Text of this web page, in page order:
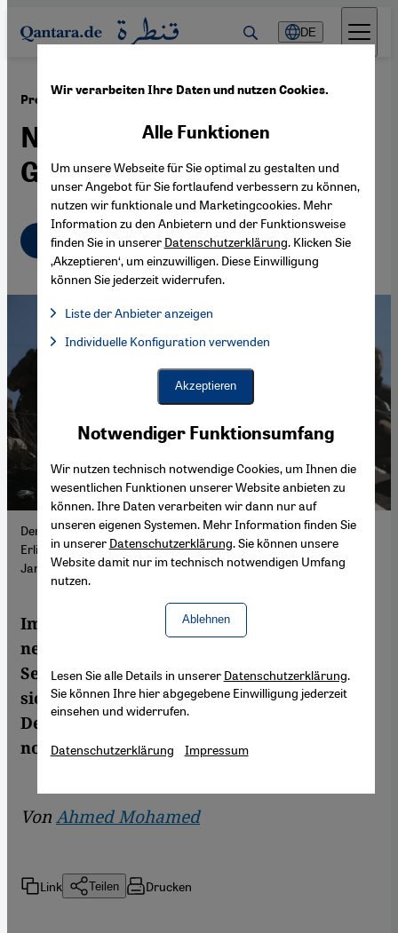
Direkt zum Inhalt springen
DE
Prostitution, Drogen und Geldhandel in Syrien ·16.09.2025
Neuer Anstrich, alte
Gebrechen
Deutsch English عربي
Der Captagon-Handel ist zurückgegangen, aber nicht zum
Erliegen gekommen: Verbrennung von Pillen in Damaskus,
Januar 2020 (Foto: Picture Alliance/Anadolu/H. Hac Omer)
Im Krieg stark gewachsen, floriert auch im
neuen Syrien die informelle Wirtschaft.
Sexarbeiter*innen und Drogenbosse haben
sich auf die neuen Bedingungen eingestellt.
Der teils rechtsfreie Raum schreckt
notwendige Investoren ab.
VonAhmed Mohamed
Link Teilen Drucken
Wir verarbeiten Ihre Daten und nutzen Cookies.
Notwendiger Funktionsumfang
Wir nutzen technisch notwendige Cookies, um Ihnen die
wesentlichen Funktionen unserer Website anbieten zu
können. Ihre Daten verarbeiten wir dann nur auf
unseren eigenen Systemen. Mehr Information finden Sie
in unserer Datenschutzerklärung. Sie können unsere
Website damit nur im technisch notwendigen Umfang
nutzen.
Ablehnen
Alle Funktionen
Um unsere Webseite für Sie optimal zu gestalten und
unser Angebot für Sie fortlaufend verbessern zu können,
nutzen wir funktionale und Marketingcookies. Mehr
Information zu den Anbietern und der Funktionsweise
finden Sie in unserer Datenschutzerklärung. Klicken Sie
‚Akzeptieren‘, um einzuwilligen. Diese Einwilligung
können Sie jederzeit widerrufen.
Liste der Anbieter anzeigen
Facebook Embed / Facebook Connect, Google Maps Embed,
Facebook Embed / Facebook Connect
Google Maps Embed
Individuelle Konfiguration verwenden
Akzeptieren
Lesen Sie alle Details in unserer Datenschutzerklärung.
Sie können Ihre hier abgegebene Einwilligung jederzeit
einsehen und widerrufen.
Datenschutzerklärung Impressum